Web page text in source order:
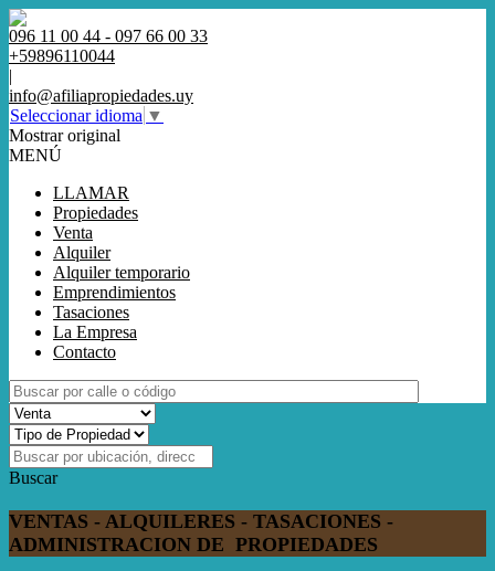
096 11 00 44 - 097 66 00 33
+59896110044
|
info@afiliapropiedades.uy
Seleccionar idioma ▼
Mostrar original
MENÚ
LLAMAR
Propiedades
Venta
Alquiler
Alquiler temporario
Emprendimientos
Tasaciones
La Empresa
Contacto
Buscar
VENTAS - ALQUILERES - TASACIONES -
ADMINISTRACION DE PROPIEDADES